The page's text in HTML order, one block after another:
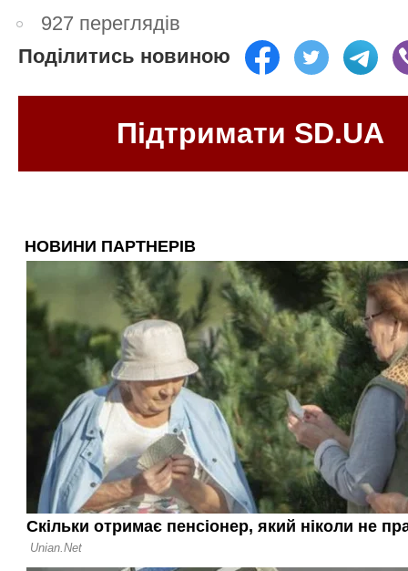
927 переглядів
Поділитись новиною
Підтримати SD.UA